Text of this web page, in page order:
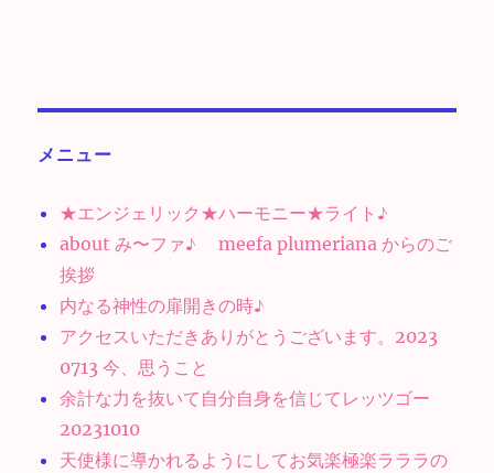
メニュー
★エンジェリック★ハーモニー★ライト♪
about み〜ファ♪ meefa plumeriana からのご
挨拶
内なる神性の扉開きの時♪
アクセスいただきありがとうございます。2023
0713 今、思うこと
余計な力を抜いて自分自身を信じてレッツゴー
20231010
天使様に導かれるようにしてお気楽極楽ラララの